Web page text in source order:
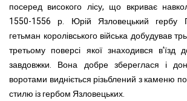
посеред високого лісу, що вкриває
1550-1556 р. Юрій Язловецький гербу
гетьман королівського війська добудував
третьому поверсі якої знаходився
завдовжки. Вона добре збереглася і
воротами видніється різьблений з каменю
стилю із гербом Язловецьких.